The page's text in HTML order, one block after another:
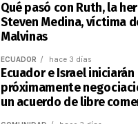
Qué pasó con Ruth, la
Steven Medina, víctima
Malvinas
ECUADOR hace 3 días
Ecuador e Israel iniciarán
próximamente
un acuerdo de libre